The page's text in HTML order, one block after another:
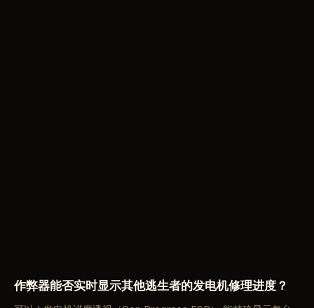
作弊器能否实时显示其他逃生者的发电机修理进度？